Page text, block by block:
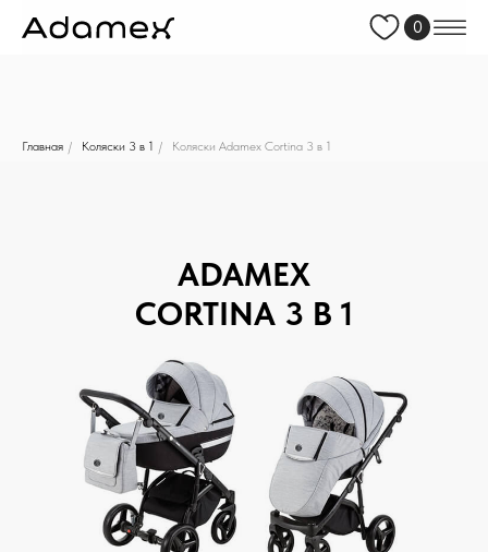
0
Главная / Коляски 3 в 1 / Коляски Adamex Cortina 3 в 1
ADAMEX
CORTINA 3 В 1